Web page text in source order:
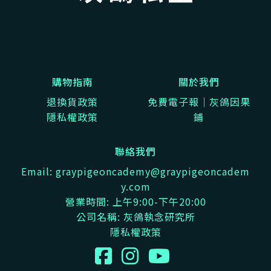
購物指南
退換貨政策
隱私權政策
關於我們
免費電子報｜灰鴿因果
鋪
聯絡我們
Email: graypigeoncademy@graypigeoncadem
y.com
營業時間: 上午9:00-下午20:00
公司名稱: 灰鴿執念研究所
隱私權政策